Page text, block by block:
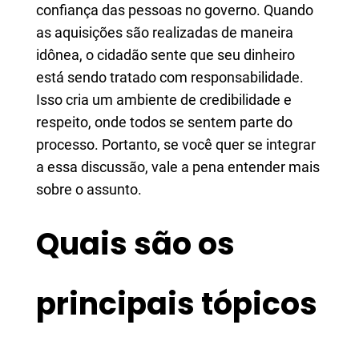
confiança das pessoas no governo. Quando
as aquisições são realizadas de maneira
idônea, o cidadão sente que seu dinheiro
está sendo tratado com responsabilidade.
Isso cria um ambiente de credibilidade e
respeito, onde todos se sentem parte do
processo. Portanto, se você quer se integrar
a essa discussão, vale a pena entender mais
sobre o assunto.
Quais são os
principais tópicos